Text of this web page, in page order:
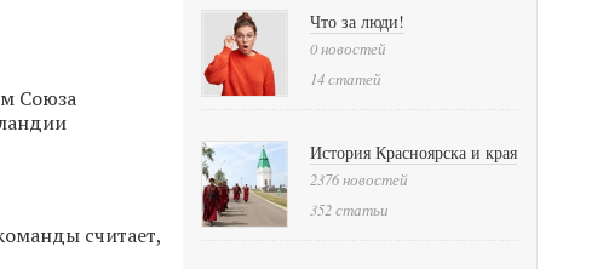
Союза
считает,
Что за люди!
0 новостей
14 статей
История Красноярска и края
2376 новостей
352 статьи